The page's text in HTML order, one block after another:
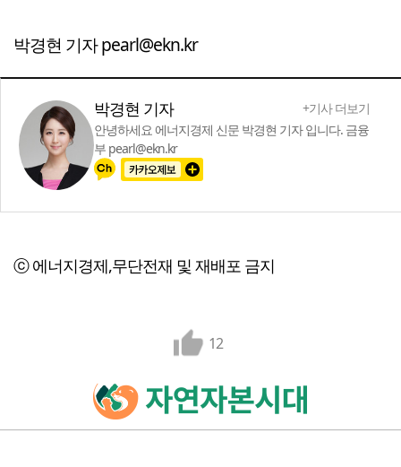
박경현 기자 pearl@ekn.kr
박경현 기자
+기사 더보기
안녕하세요 에너지경제 신문 박경현 기자 입니다. 금융
부 pearl@ekn.kr
ⓒ 에너지경제,무단전재 및 재배포 금지
12